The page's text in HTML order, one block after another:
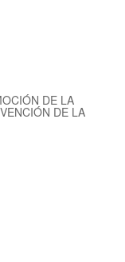
DE LA
DE LA